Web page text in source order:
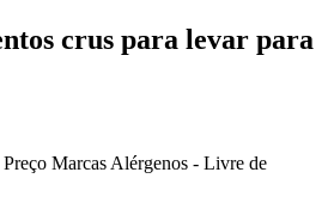
crus para levar para
Preço Marcas Alérgenos - Livre de